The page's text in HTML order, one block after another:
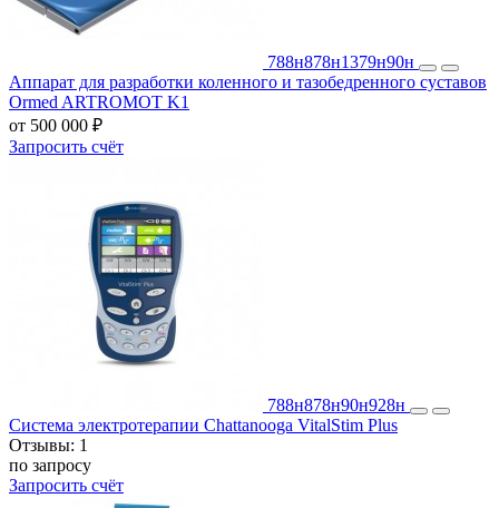
788н878н1379н90н
Аппарат для разработки коленного и тазобедренного суставов
Ormed ARTROMOT K1
от 500 000 ₽
Запросить счёт
788н878н90н928н
Система электротерапии Chattanooga VitalStim Plus
Отзывы: 1
по запросу
Запросить счёт